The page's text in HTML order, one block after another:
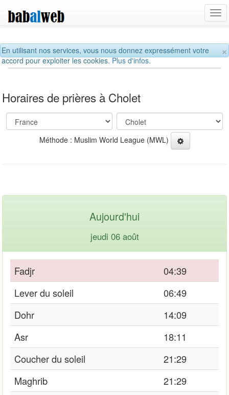
×
En utilisant nos services, vous nous donnez expressément votre
accord pour exploiter les cookies.Plus d'infos.
Horaires de prières à Cholet
Méthode : Muslim World League (MWL)
Aujourd'hui
jeudi 06 août
Fadjr
04:39
Lever du soleil
06:49
Dohr
14:09
Asr
18:11
Coucher du soleil
21:29
Maghrib
21:29